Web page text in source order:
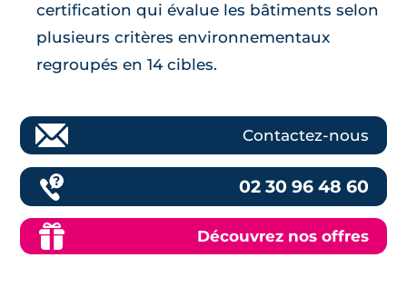
certification qui évalue les bâtiments selon
plusieurs critères environnementaux
regroupés en 14 cibles.
Contactez-nous
02 30 96 48 60
Découvrez nos offres